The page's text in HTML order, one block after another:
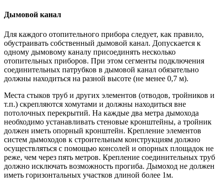
Дымовой канал
Для каждого отопительного прибора следует, как правило,
обустраивать собственный дымовой канал. Допускается к
одному дымовому каналу присоединять несколько
отопительных приборов. При этом сегменты подключения
соединительных патрубков в дымовой канал обязательно
должны находиться на разной высоте (не менее 0,7 м).
Места стыков труб и других элементов (отводов, тройников и
т.п.) скрепляются хомутами и должны находиться вне
потолочных перекрытий. На каждые два метра дымохода
необходимо устанавливать стеновые кронштейны, а тройник
должен иметь опорный кронштейн. Крепление элементов
систем дымоходов к строительным конструкциям должно
осуществляться с помощью консолей и опорных площадок не
реже, чем через пять метров. Крепление соединительных труб
должно исключать возможность прогиба. Дымоход не должен
иметь горизонтальных участков длиной более 1м.